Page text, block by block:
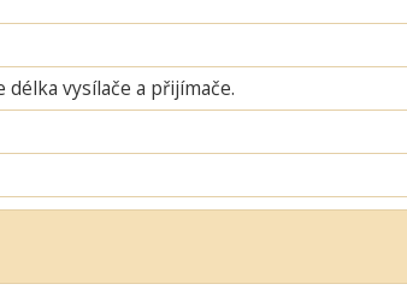
vysílače a přijímače.